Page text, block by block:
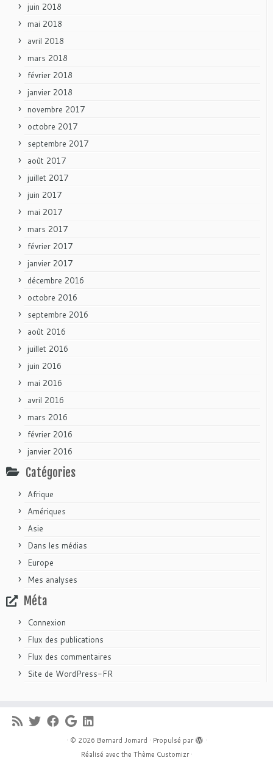
juin 2018
mai 2018
avril 2018
mars 2018
février 2018
janvier 2018
novembre 2017
octobre 2017
septembre 2017
août 2017
juillet 2017
juin 2017
mai 2017
mars 2017
février 2017
janvier 2017
décembre 2016
octobre 2016
septembre 2016
août 2016
juillet 2016
juin 2016
mai 2016
avril 2016
mars 2016
février 2016
janvier 2016
Catégories
Afrique
Amériques
Asie
Dans les médias
Europe
Mes analyses
Méta
Connexion
Flux des publications
Flux des commentaires
Site de WordPress-FR
· © 2026 Bernard Jomard · Propulsé par
·
Réalisé avec the Thème Customizr·